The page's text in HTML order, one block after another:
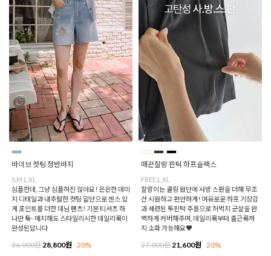
바이브 컷팅 청반바지
S,M,L,XL
심플한데, 그냥 심플하진 않아요! 은은한 데미
지 디테일과 내추럴한 컷팅 밑단으로 센스 있
게 포인트를 더한 데님 팬츠! 기본 티셔츠 하
나만 툭- 매치해도 스타일리시한 데일리룩이
완성된답니다
36,000원 28,800원 20%
매끈찰랑 핀턱 하프슬랙스
FREE,L,XL
찰랑이는 쿨링 원단에 사방 스판을 더해 무조
건 시원하고 편안하게! 여유로운 하프 기장감
과 세련된 투핀턱 주름으로 허벅지 군살을 완
벽하게 커버해주며, 데일리룩부터 출근룩까
지 소화 가능해요♥
27,000원 21,600원 20%